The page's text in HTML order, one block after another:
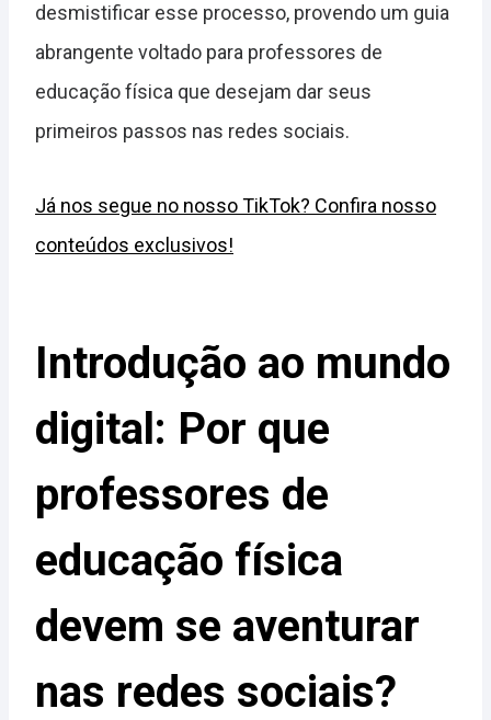
desmistificar esse processo, provendo um guia
abrangente voltado para professores de
educação física que desejam dar seus
primeiros passos nas redes sociais.
Já nos segue no nosso TikTok? Confira nosso
conteúdos exclusivos!
Introdução ao mundo
digital: Por que
professores de
educação física
devem se aventurar
nas redes sociais?